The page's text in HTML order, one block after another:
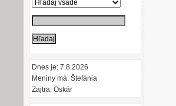
Dnes je: 7.8.2026
Meniny má: Štefánia
Zajtra: Oskár